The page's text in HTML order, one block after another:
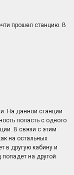
прошел станцию. В
На данной станции
попасть с одного
В связи с этим
на остальных
в другую кабину и
попадет на другой